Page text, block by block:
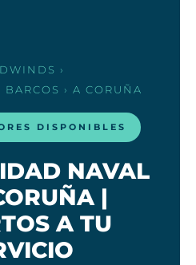
›
BARCOS › A CORUÑA
DISPONIBLES
NAVAL
|
A TU